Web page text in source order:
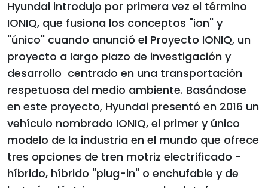
Hyundai introdujo por primera vez el término
IONIQ, que fusiona los conceptos "ion" y
"único" cuando anunció el Proyecto IONIQ, un
proyecto a largo plazo de investigación y
desarrollo centrado en una transportación
respetuosa del medio ambiente. Basándose
en este proyecto, Hyundai presentó en 2016 un
vehículo nombrado IONIQ, el primer y único
modelo de la industria en el mundo que ofrece
tres opciones de tren motriz electrificado -
híbrido, híbrido "plug-in" o enchufable y de